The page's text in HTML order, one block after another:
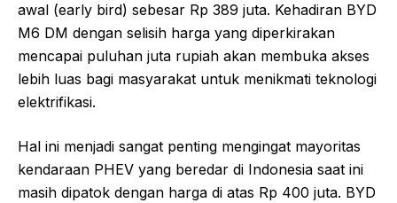
awal (early bird) sebesar Rp 389 juta. Kehadiran BYD
M6 DM dengan selisih harga yang diperkirakan
mencapai puluhan juta rupiah akan membuka akses
lebih luas bagi masyarakat untuk menikmati teknologi
elektrifikasi.
Hal ini menjadi sangat penting mengingat mayoritas
kendaraan PHEV yang beredar di Indonesia saat ini
masih dipatok dengan harga di atas Rp 400 juta. BYD